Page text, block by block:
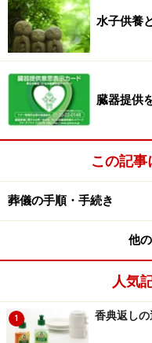
洗顔・洗髪を行い
でキレイに流しま
故人を布団に移し
を整えたり、爪を
ュアをする場合も
業者が後片付けをし
湯灌に関する
湯灌車には給湯設備やホ
合でも低層階ならOKです
水子供養
臓器提供
この記事
葬儀の手順・手続き
他
人気
1 香典返し